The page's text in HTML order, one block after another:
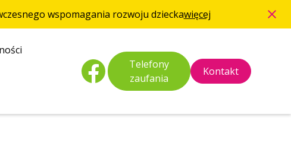
wspomagania rozwoju dzieckawięcej
Telefony
zaufania
Kontakt